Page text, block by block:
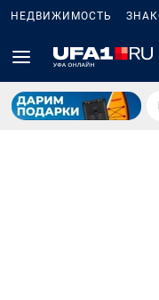
НЕДВИЖИМОСТЬ